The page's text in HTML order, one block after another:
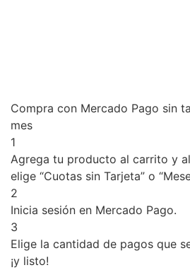
Compra con Mercado Pago sin
mes
1
Agrega tu producto al carrito y
elige “Cuotas sin Tarjeta” o
2
Inicia sesión en Mercado Pago.
3
Elige la cantidad de pagos que
¡y listo!